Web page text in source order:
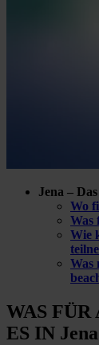
Jena –
Wo
Was
Wie
Was
WAS FÜR
ES IN